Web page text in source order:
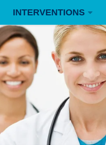
INTERVENTIONS